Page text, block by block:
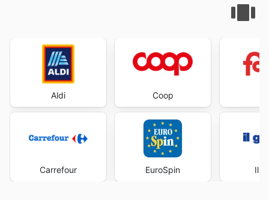
Aldi
Carrefour
Coop
EuroSpin Il